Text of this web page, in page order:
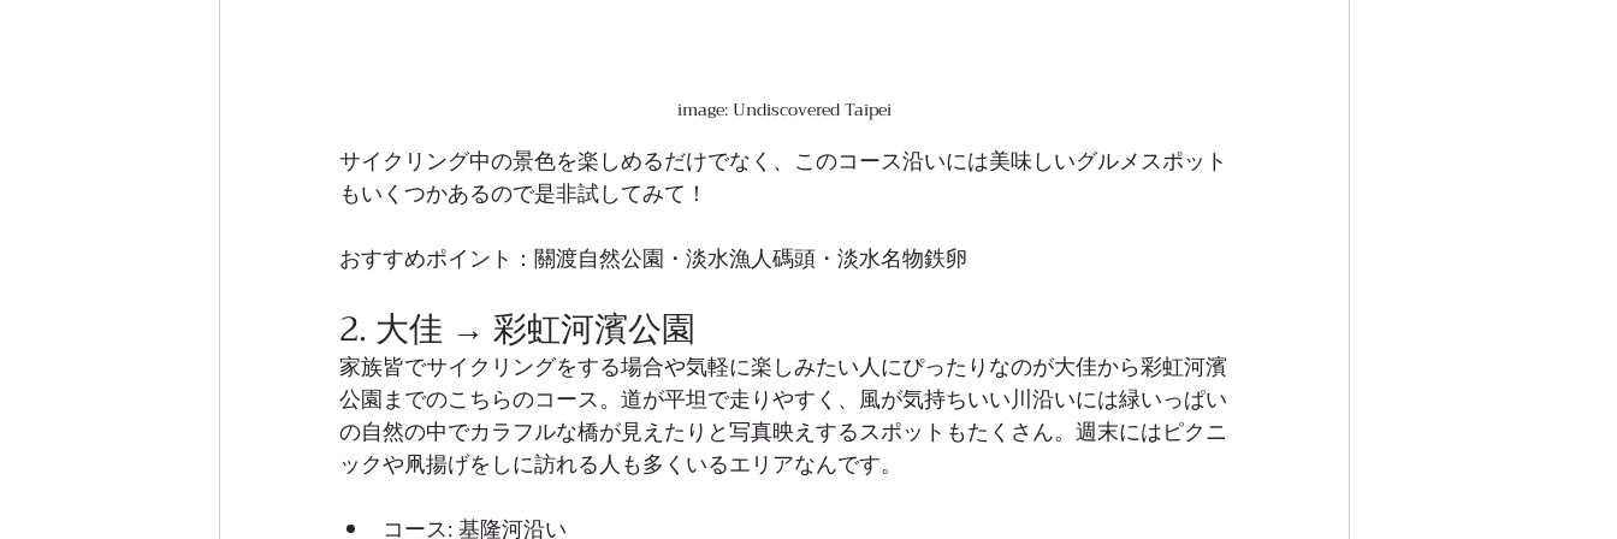
image: Undiscovered Taipei
サイクリング中の景色を楽しめるだけでなく、このコース沿いには美味しいグルメスポット
もいくつかあるので是非試してみて！
おすすめポイント：關渡自然公園・淡水漁人碼頭・淡水名物鉄卵
2. 大佳 → 彩虹河濱公園
家族皆でサイクリングをする場合や気軽に楽しみたい人にぴったりなのが大佳から彩虹河濱
公園までのこちらのコース。道が平坦で走りやすく、風が気持ちいい川沿いには緑いっぱい
の自然の中でカラフルな橋が見えたりと写真映えするスポットもたくさん。週末にはピクニ
ックや凧揚げをしに訪れる人も多くいるエリアなんです。
コース: 基隆河沿い